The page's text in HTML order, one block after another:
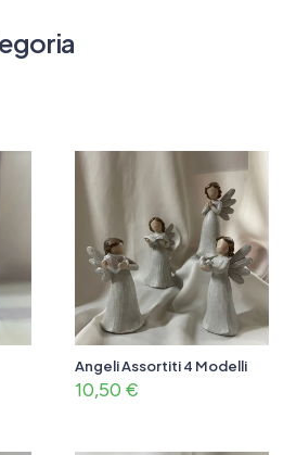
Angeli Assortiti 4 Modelli
10,50 €